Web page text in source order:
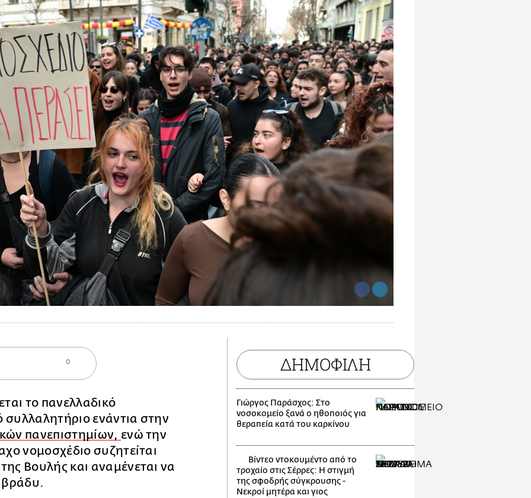
0
το πανελλαδικό
συλλαλητήριο ενάντια στην
πανεπιστημίων, ενώ την
νομοσχέδιο συζητείται
Βουλής και αναμένεται να
βράδυ.
ΔΗΜΟΦΙΛΗ
Γιώργος Παράσχος: Στο
νοσοκομείο ξανά ο ηθοποιός για
θεραπεία κατά του καρκίνου
Βίντεο ντοκουμέντο από το
τροχαίο στις Σέρρες: Η στιγμή
της σφοδρής σύγκρουσης -
Νεκροί μητέρα και γιος